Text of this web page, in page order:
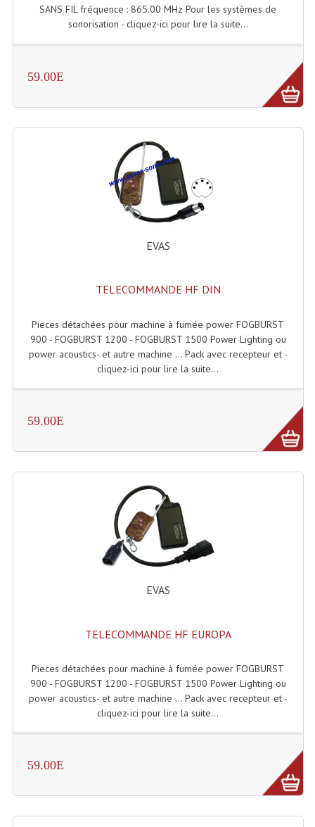
Cercle Monotube
Cercle Struct Carrée 290
Cercle Struct SCC Carre
Cercle Struct Triangulaire290
Grill Auto-Porté
Monotubes Et Angles 50mm
Ponts - Portiques
Structure Echelle 290 Asd
Structure Et Angles Quatro Deco
Structures
Structures Carrées
Flight-Case (s) Et Accessoires
Flight Case Plasma Et Écran LCD
Flight Malettes Consoles T. Mixages
SANS FIL fréquence : 865.00 MHz Pour les systèmes de
sonorisation - cliquez-ici pour lire la suite...
59.00E
EVAS
TELECOMMANDE HF DIN
Pieces détachées pour machine à fumée power FOGBURST
900 - FOGBURST 1200 - FOGBURST 1500 Power Lighting ou
power acoustics- et autre machine ... Pack avec recepteur et -
cliquez-ici pour lire la suite...
59.00E
EVAS
TELECOMMANDE HF EUROPA
Pieces détachées pour machine à fumée power FOGBURST
900 - FOGBURST 1200 - FOGBURST 1500 Power Lighting ou
power acoustics- et autre machine ... Pack avec recepteur et -
cliquez-ici pour lire la suite...
59.00E